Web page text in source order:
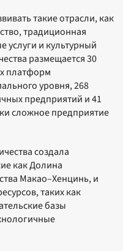
такие отрасли, как
традиционная
услуги и культурный
размещается 30
платформ
уровня, 268
предприятий и 41
сложное предприятие
создала
как Долина
Макао–Хенцинь, и
таких как
базы